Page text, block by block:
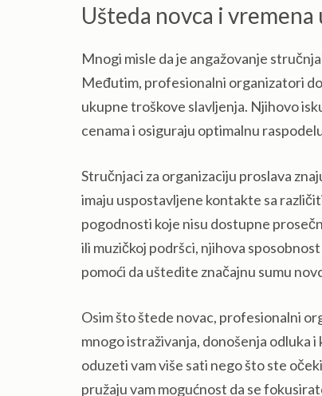
Ušteda novca i
Mnogi misle da je angažovanje
Međutim, profesionalni organizatori
ukupne troškove slavljenja. Njihovo
cenama i osiguraju optimalnu
Stručnjaci za organizaciju proslava
imaju uspostavljene kontakte sa
pogodnosti koje nisu dostupne
ili muzičkoj podršci, njihova
pomoći da uštedite značajnu sumu
Osim što štede novac, profesionalni
mnogo istraživanja, donošenja odluka
oduzeti vam više sati nego što ste
pružaju vam mogućnost da se